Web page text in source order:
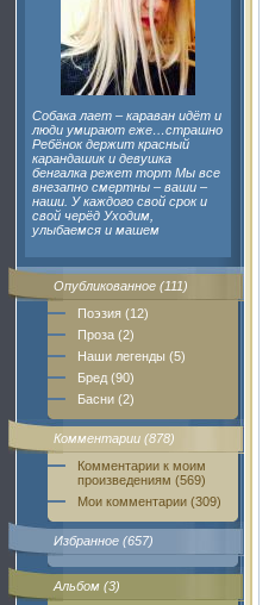
Собака лает – караван идёт и
люди умирают еже…страшно
Ребёнок держит красный
карандашик и девушка
бенгалка режет торт Мы все
внезапно смертны – ваши –
наши. У каждого свой срок и
свой черёд Уходим,
улыбаемся и машем
Опубликованное (111)
Поэзия (12)
Проза (2)
Наши легенды (5)
Бред (90)
Басни (2)
Комментарии (878)
Комментарии к моим
произведениям (569)
Мои комментарии (309)
Избранное (657)
Альбом (3)